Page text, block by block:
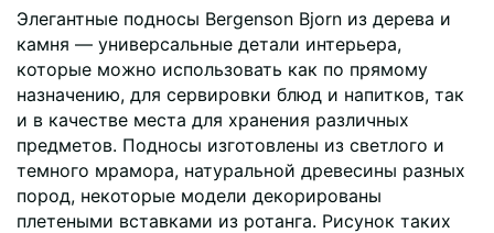
Элегантные подносы Bergenson Bjorn из дерева и
камня — универсальные детали интерьера,
которые можно использовать как по прямому
назначению, для сервировки блюд и напитков, так
и в качестве места для хранения различных
предметов. Подносы изготовлены из светлого и
темного мрамора, натуральной древесины разных
пород, некоторые модели декорированы
плетеными вставками из ротанга. Рисунок таких